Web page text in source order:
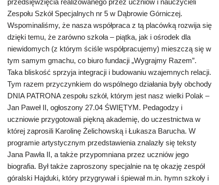
przedsięwzięcia realizowanego przez uczniów i nauczycieli
Zespołu Szkół Specjalnych nr 5 w Dąbrowie Górniczej.
Wspominaliśmy, że nasza współpraca z tą placówką rozwija się
dzięki temu, że zarówno szkoła – piątka, jak i ośrodek dla
niewidomych (z którym ściśle współpracujemy) mieszczą się w
tym samym gmachu, co biuro fundacji „Wygrajmy Razem”.
Taka bliskość sprzyja integracji i budowaniu wzajemnych relacji.
Tym razem przyczynkiem do wspólnego działania były obchody
DNIA PATRONA zespołu szkół, którym jest nasz wielki Polak –
Jan Paweł II, ogłoszony 27.04 ŚWIĘTYM. Pedagodzy i
uczniowie przygotowali piękną akademię, do uczestnictwa w
której zaprosili Karolinę Żelichowską i Łukasza Barucha. W
programie artystycznym przedstawienia znalazły się teksty
Jana Pawła II, a także przypomniana przez uczniów jego
biografia. Był także zaproszony specjalnie na tę okazję zespół
góralski Hajduki, który przygrywał i śpiewał m.in. hymn szkoły i